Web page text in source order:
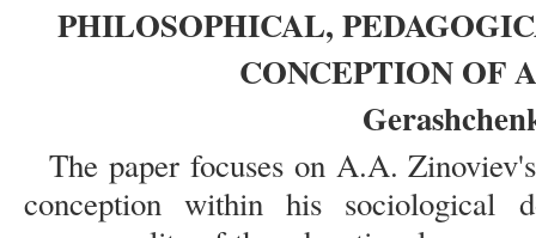
PHILOSOPHICAL,
CONCEPTION OF
The paper focuses on A.A.
conception within his sociological